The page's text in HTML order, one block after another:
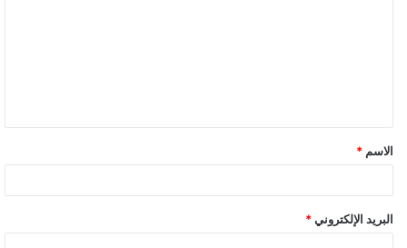
ق
*
الاسم *
البريد الإلكتروني *